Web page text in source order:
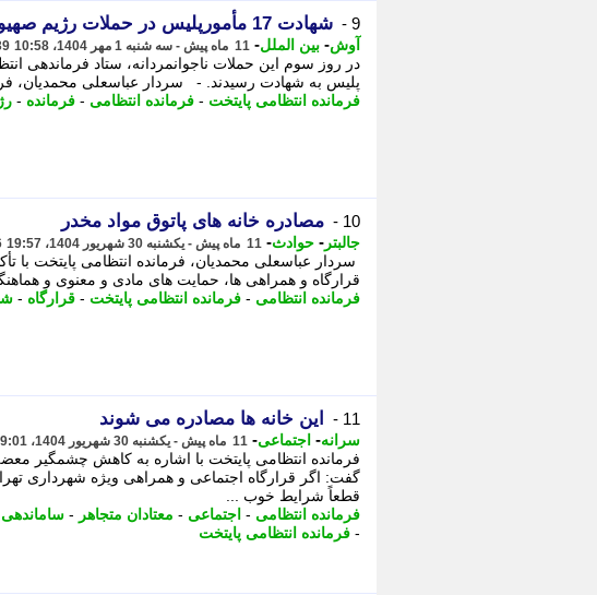
9 - شهادت 17 مأمورپلیس در حملات رژیم صهیونیستی
آوش- بین الملل- 11 ماه پیش - سه شنبه 1 مهر 1404، 10:58
پلیس به شهادت رسیدند. - سردار عباسعلی محمدیان،
فرمانده انتظامی پایتخت - فرمانده انتظامی - فرمانده -
10 - مصادره خانه های پاتوق مواد مخدر
جالبتر - حوادث- 11 ماه پیش - یکشنبه 30 شهریور 1404، 19:57
سردار عباسعلی محمدیان، فرمانده انتظامی پایتخت با
قرارگاه و همراهی ها، حمایت های مادی و معنوی و
فرمانده انتظامی - فرمانده انتظامی پایتخت - قرارگاه -
11 - این خانه ها مصادره می شوند
سرانه- اجتماعی- 11 ماه پیش - یکشنبه 30 شهریور 1404، 19:01
فرمانده انتظامی پایتخت با اشاره به کاهش چشمگیر
گفت: اگر قرارگاه اجتماعی و همراهی ویژه شهرداری
قطعاً شرایط خوب ...
فرمانده انتظامی - اجتماعی - معتادان متجاهر - ساماندهی
- فرمانده انتظامی پایتخت